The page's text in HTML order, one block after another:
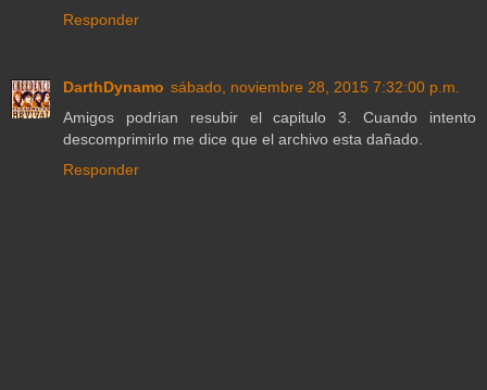
Responder
DarthDynamo sábado, noviembre 28, 2015 7:32:00 p.m.
Amigos podrian resubir el capitulo 3. Cuando intento
descomprimirlo me dice que el archivo esta dañado.
Responder